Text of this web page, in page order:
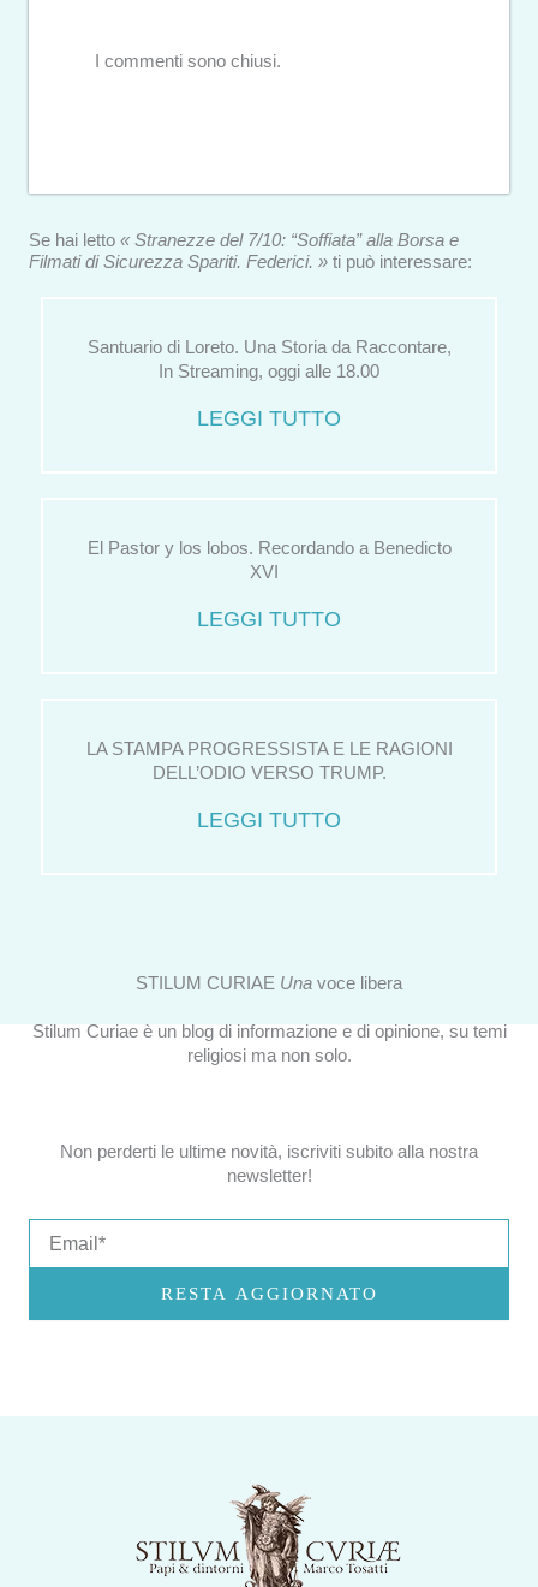
I commenti sono chiusi.
Se hai letto « Stranezze del 7/10: “Soffiata” alla Borsa e
Filmati di Sicurezza Spariti. Federici. » ti può interessare:
Santuario di Loreto. Una Storia da Raccontare,
In Streaming, oggi alle 18.00
LEGGI TUTTO
El Pastor y los lobos. Recordando a Benedicto
XVI
LEGGI TUTTO
LA STAMPA PROGRESSISTA E LE RAGIONI
DELL’ODIO VERSO TRUMP.
LEGGI TUTTO
STILUM CURIAE Una voce libera
Stilum Curiae è un blog di informazione e di opinione, su temi
religiosi ma non solo.
Non perderti le ultime novità, iscriviti subito alla nostra
newsletter!
RESTA AGGIORNATO